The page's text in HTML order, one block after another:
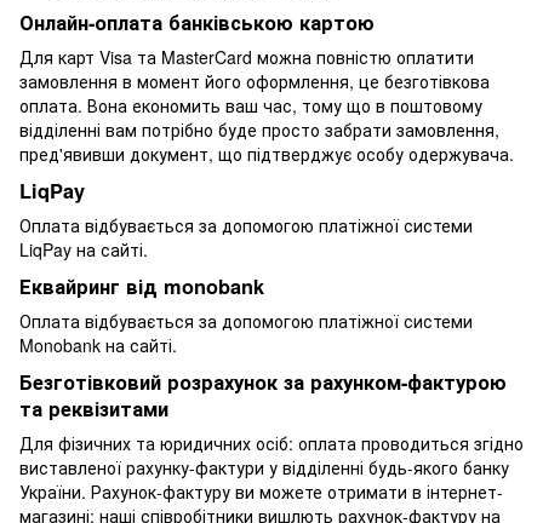
Онлайн-оплата банківською картою
Для карт Visa та MasterCard можна повністю оплатити
замовлення в момент його оформлення, це безготівкова
оплата. Вона економить ваш час, тому що в поштовому
відділенні вам потрібно буде просто забрати замовлення,
пред'явивши документ, що підтверджує особу одержувача.
LiqPay
Оплата відбувається за допомогою платіжної системи
LiqPay на сайті.
Еквайринг від monobank
Оплата відбувається за допомогою платіжної системи
Monobank на сайті.
Безготівковий розрахунок за рахунком-фактурою
та реквізитами
Для фізичних та юридичних осіб: оплата проводиться згідно
виставленої рахунку-фактури у відділенні будь-якого банку
України. Рахунок-фактуру ви можете отримати в інтернет-
магазині: наші співробітники вишлють рахунок-фактуру на